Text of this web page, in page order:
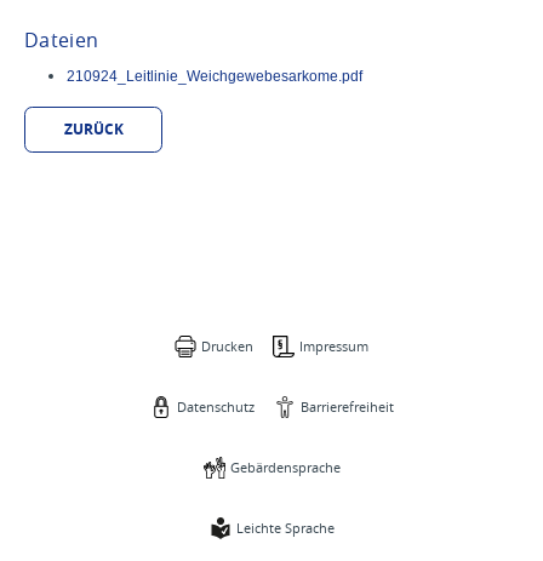
Dateien
210924_Leitlinie_Weichgewebesarkome.pdf
ZURÜCK
Drucken Impressum
Datenschutz Barrierefreiheit
Gebärdensprache
Leichte Sprache